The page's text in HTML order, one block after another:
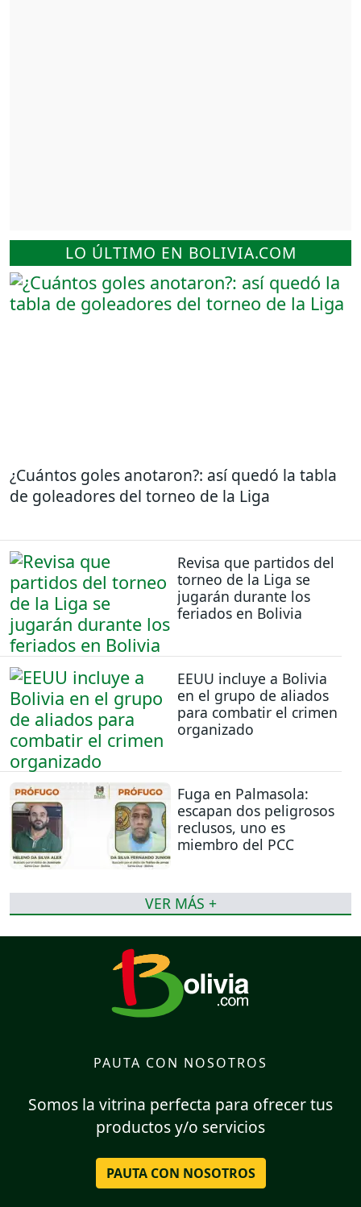
LO ÚLTIMO EN BOLIVIA.COM
¿Cuántos goles anotaron?: así quedó la tabla
de goleadores del torneo de la Liga
Revisa que partidos del
torneo de la Liga se
jugarán durante los
feriados en Bolivia
EEUU incluye a Bolivia
en el grupo de aliados
para combatir el crimen
organizado
Fuga en Palmasola:
escapan dos peligrosos
reclusos, uno es
miembro del PCC
VER MÁS +
PAUTA CON NOSOTROS
Somos la vitrina perfecta para ofrecer tus
productos y/o servicios
PAUTA CON NOSOTROS